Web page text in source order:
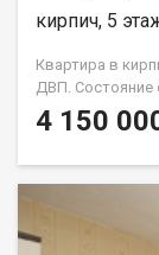
кирпич, 5
Квартира в
ДВП. Состояние
Васильева
4 150